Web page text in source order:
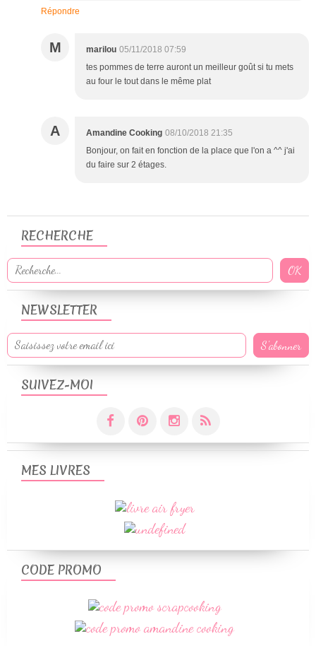
Répondre
M marilou 05/11/2018 07:59
tes pommes de terre auront un meilleur goût si tu mets
au four le tout dans le même plat
A Amandine Cooking 08/10/2018 21:35
Bonjour, on fait en fonction de la place que l'on a ^^ j'ai
du faire sur 2 étages.
NEWSLETTER
SUIVEZ-MOI
RECHERCHE
MES LIVRES
CODE PROMO